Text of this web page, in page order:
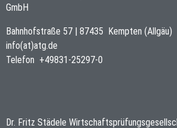
GmbH
Bahnhofstraße 57 | 87435 Kempten (Allgäu)
info(at)atg.de
Telefon +49831-25297-0
Dr. Fritz Städele